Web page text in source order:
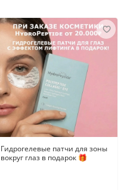
Гидрогелевые патчи для зоны
вокруг глаз в подарок 🎁